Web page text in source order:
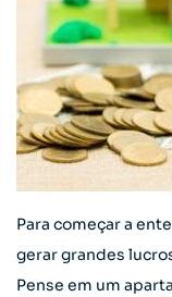
Para começar a
gerar grandes
Pense em um